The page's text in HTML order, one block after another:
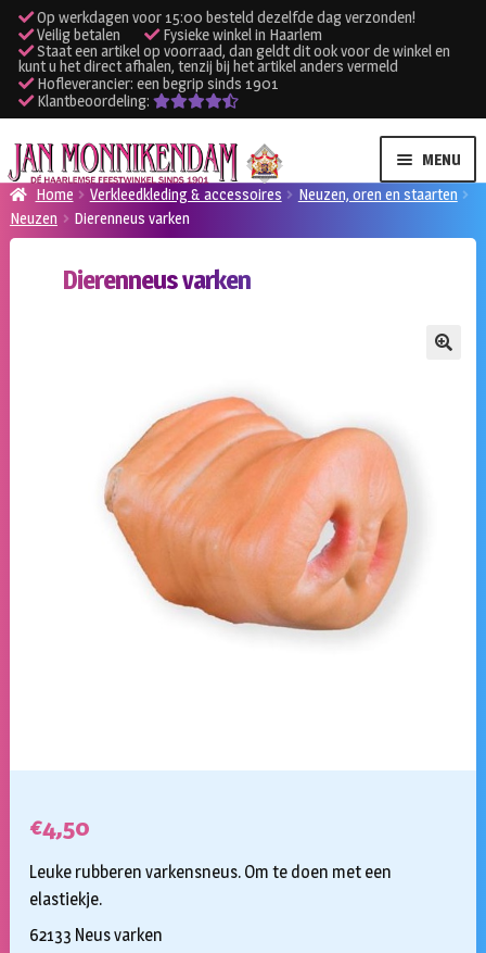
Op werkdagen voor 15:00 besteld dezelfde dag verzonden!
Veilig betalen
Fysieke winkel in Haarlem
Staat een artikel op voorraad, dan geldt dit ook voor de winkel en
kunt u het direct afhalen, tenzij bij het artikel anders vermeld
Hofleverancier: een begrip sinds 1901
Klantbeoordeling:
Ga
door
naar
navigatie
Ga
naar
de
inhoud
MENU
Verhuur kleding
Verhuur apparatuur
Inloggen
Home Verkleedkleding & accessoires
Neuzen, oren en staarten
Neuzen
Dierenneus varken
Dierenneus varken
€4,50
Leuke rubberen varkensneus. Om te doen met een
elastiekje.
62133 Neus varken